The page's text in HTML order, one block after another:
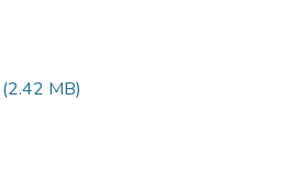
(2.42 MB)